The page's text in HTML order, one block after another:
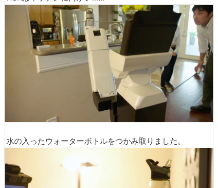
水の入ったウォーターボトルをつかみ取りました。